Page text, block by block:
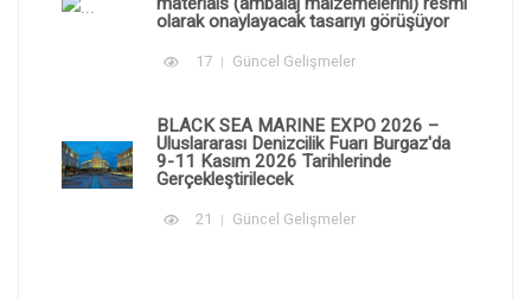
olarak onaylayacak tasarıyı görüşüyor
17 Güncel Gelişmeler
BLACK SEA MARINE EXPO 2026 –
Uluslararası Denizcilik Fuarı Burgaz'da
9-11 Kasım 2026 Tarihlerinde
Gerçekleştirilecek
21 Güncel Gelişmeler